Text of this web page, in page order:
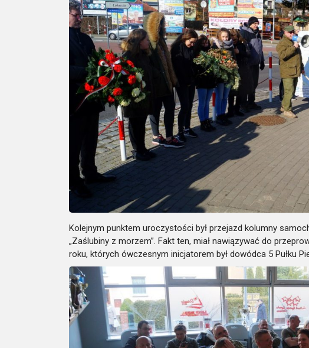
Kolejnym punktem uroczystości był przejazd kolumny
„Zaślubiny z morzem”. Fakt ten, miał nawiązywać do
roku, których ówczesnym inicjatorem był dowódca 5 Pułku